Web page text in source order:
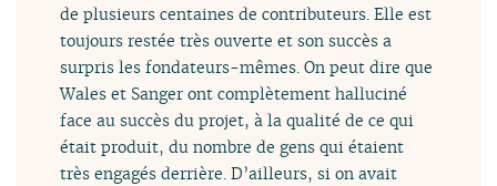
de plusieurs centaines de contributeurs. Elle est
toujours restée très ouverte et son succès a
surpris les fondateurs-mêmes. On peut dire que
Wales et Sanger ont complètement halluciné
face au succès du projet, à la qualité de ce qui
était produit, du nombre de gens qui étaient
très engagés derrière. D’ailleurs, si on avait